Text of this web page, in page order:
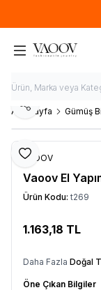
Ana Sayfa Gümüş
Favoriye Ekle
Paylaş
VAOOV
Vaoov El
Ürün Kodu: t269
1.163,18 TL
Daha Fazla Doğal
Öne Çıkan Bilgiler